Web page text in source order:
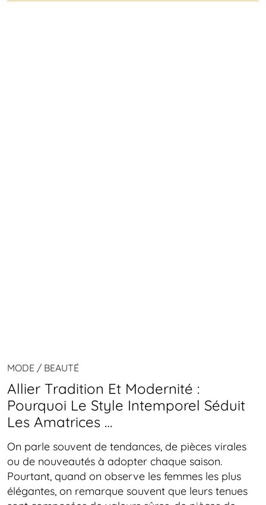
MODE / BEAUTÉ
Allier Tradition Et Modernité :
Pourquoi Le Style Intemporel Séduit
Les Amatrices …
On parle souvent de tendances, de pièces virales
ou de nouveautés à adopter chaque saison.
Pourtant, quand on observe les femmes les plus
élégantes, on remarque souvent que leurs tenues